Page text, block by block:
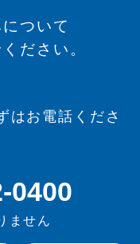
ついて
ださい。
はお電話くださ
0400
ません